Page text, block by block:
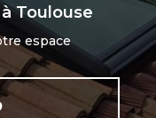
à Toulouse
espace